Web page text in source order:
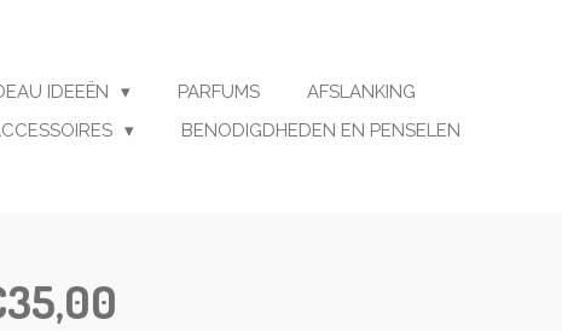
IDEEËN PARFUMS
AFSLANKING
BENODIGDHEDEN EN PENSELEN